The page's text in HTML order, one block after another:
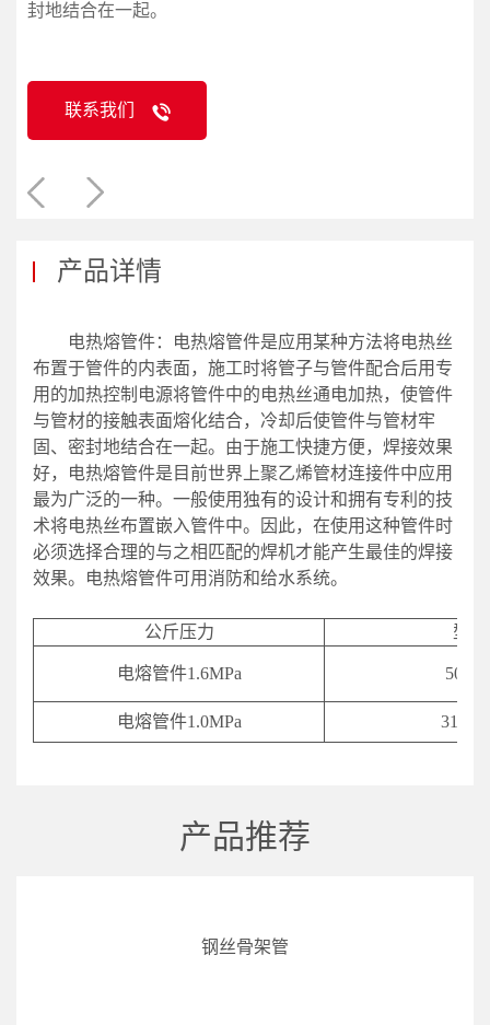
封地结合在一起。
联系我们
产品详情
电热熔管件：电热熔管件是应用某种方法将电热丝
布置于管件的内表面，施工时将管子与管件配合后用专
用的加热控制电源将管件中的电热丝通电加热，使管件
与管材的接触表面熔化结合，冷却后使管件与管材牢
固、密封地结合在一起。由于施工快捷方便，焊接效果
好，电热熔管件是目前世界上聚乙烯管材连接件中应用
最为广泛的一种。一般使用独有的设计和拥有专利的技
术将电热丝布置嵌入管件中。因此，在使用这种管件时
必须选择合理的与之相匹配的焊机才能产生最佳的焊接
效果。电热熔管件可用消防和给水系统。
公斤压力 型号
电熔管件1.6MPa 50-
电熔管件1.0MPa 315-
产品推荐
钢丝骨架管